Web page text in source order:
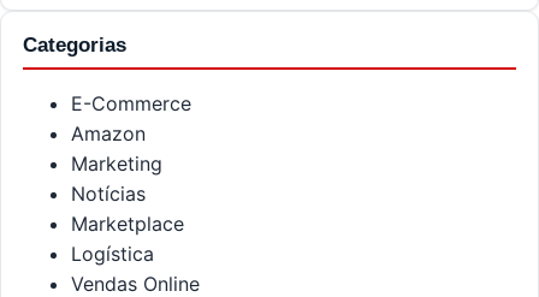
Categorias
E-Commerce
Amazon
Marketing
Notícias
Marketplace
Logística
Vendas Online